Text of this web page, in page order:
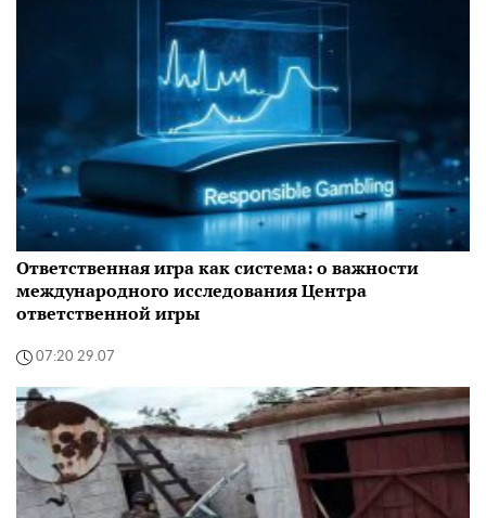
Ответственная игра как система: о важности
международного исследования Центра
ответственной игры
07:20 29.07